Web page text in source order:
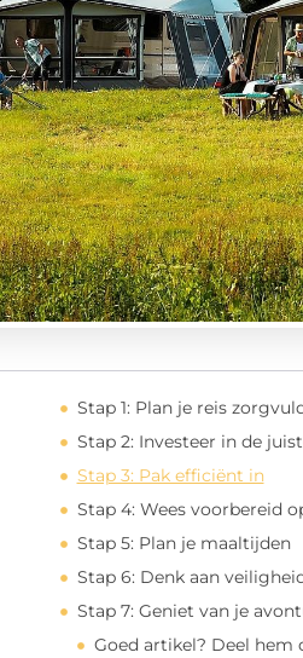
Stap 1: Plan je reis
Stap 2: Investeer in de
Stap 3: Pak efficiënt in
Stap 4: Wees voorbereid
Stap 5: Plan je maaltijden
Stap 6: Denk aan
Stap 7: Geniet van je
Goed artikel? Deel hem